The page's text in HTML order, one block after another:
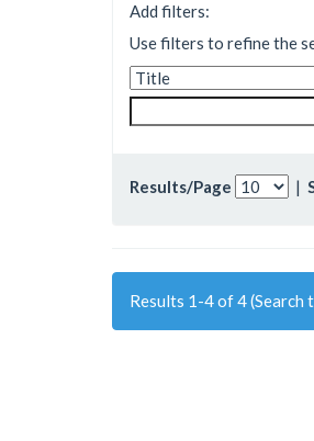
Add filters:
Use filters to refine the
Results/Page |
Results 1-4 of 4 (Search